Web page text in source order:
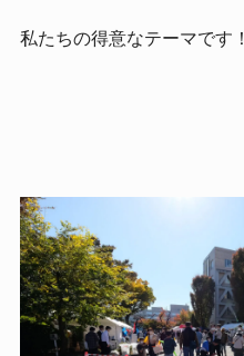
私たちの得意なテーマです！